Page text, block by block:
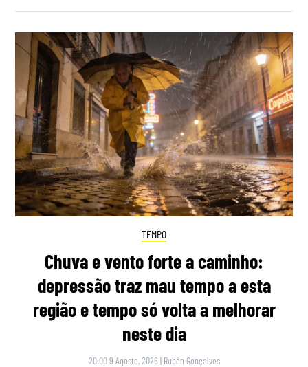
TEMPO
Chuva e vento forte a caminho:
depressão traz mau tempo a esta
região e tempo só volta a melhorar
neste dia
20:00 9 Agosto, 2026 | Rubén Gonçalves